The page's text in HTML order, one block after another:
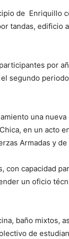
de Enriquillo
tandas, edificio
por
segundo
una
en un acto
Armadas y de
con capacidad
un oficio
baño mixtos,
de